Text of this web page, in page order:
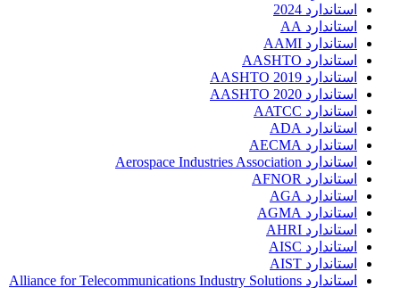
استاندارد 2024
استاندارد AA
استاندارد AAMI
استاندارد AASHTO
استاندارد AASHTO 2019
استاندارد AASHTO 2020
استاندارد AATCC
استاندارد ADA
استاندارد AECMA
استاندارد Aerospace Industries Association
استاندارد AFNOR
استاندارد AGA
استاندارد AGMA
استاندارد AHRI
استاندارد AISC
استاندارد AIST
استاندارد Alliance for Telecommunications Industry Solutions